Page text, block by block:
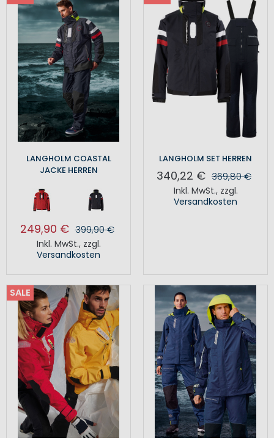
LANGHOLM COASTAL
JACKE HERREN
249,90 € 399,90 €
Inkl. MwSt., zzgl.
Versandkosten
LANGHOLM SET HERREN
340,22 € 369,80 €
Inkl. MwSt., zzgl.
Versandkosten
SALE